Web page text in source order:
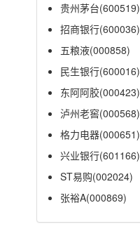
贵州茅台(600519)
招商银行(600036)
五粮液(000858)
民生银行(600016)
东阿阿胶(000423)
泸州老窖(000568)
格力电器(000651)
兴业银行(601166)
ST易购(002024)
张裕A(000869)